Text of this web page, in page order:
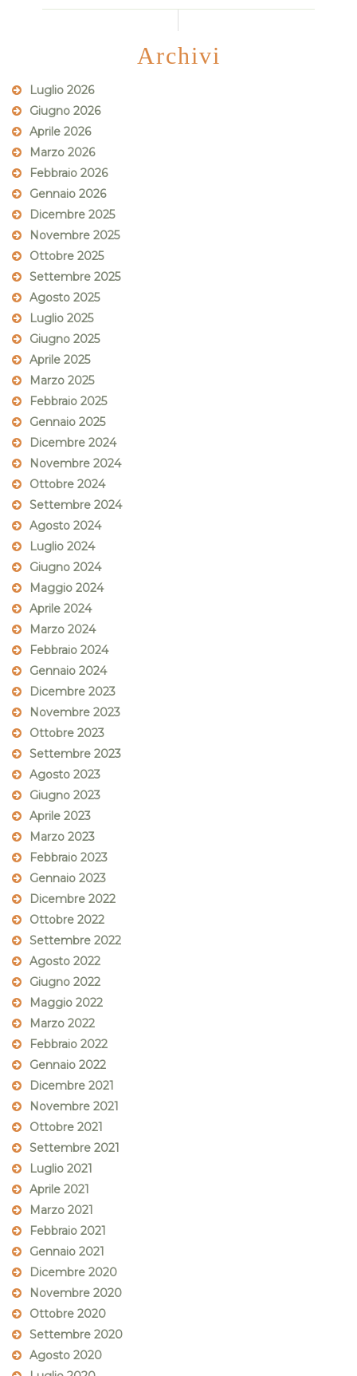
Archivi
Luglio 2026
Giugno 2026
Aprile 2026
Marzo 2026
Febbraio 2026
Gennaio 2026
Dicembre 2025
Novembre 2025
Ottobre 2025
Settembre 2025
Agosto 2025
Luglio 2025
Giugno 2025
Aprile 2025
Marzo 2025
Febbraio 2025
Gennaio 2025
Dicembre 2024
Novembre 2024
Ottobre 2024
Settembre 2024
Agosto 2024
Luglio 2024
Giugno 2024
Maggio 2024
Aprile 2024
Marzo 2024
Febbraio 2024
Gennaio 2024
Dicembre 2023
Novembre 2023
Ottobre 2023
Settembre 2023
Agosto 2023
Giugno 2023
Aprile 2023
Marzo 2023
Febbraio 2023
Gennaio 2023
Dicembre 2022
Ottobre 2022
Settembre 2022
Agosto 2022
Giugno 2022
Maggio 2022
Marzo 2022
Febbraio 2022
Gennaio 2022
Dicembre 2021
Novembre 2021
Ottobre 2021
Settembre 2021
Luglio 2021
Aprile 2021
Marzo 2021
Febbraio 2021
Gennaio 2021
Dicembre 2020
Novembre 2020
Ottobre 2020
Settembre 2020
Agosto 2020